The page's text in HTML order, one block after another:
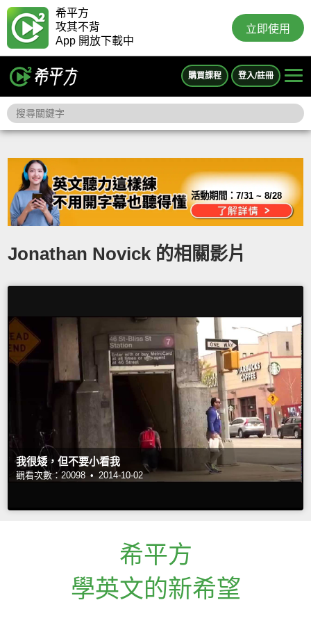
希平方
攻其不背
App 開放下載中
立即使用
購買課程 登入/註冊
活動期間：7/31 ~ 8/28
Jonathan Novick 的相關影片
我很矮，但不要小看我
觀看次數：20098 • 2014-10-02
希平方
學英文的新希望